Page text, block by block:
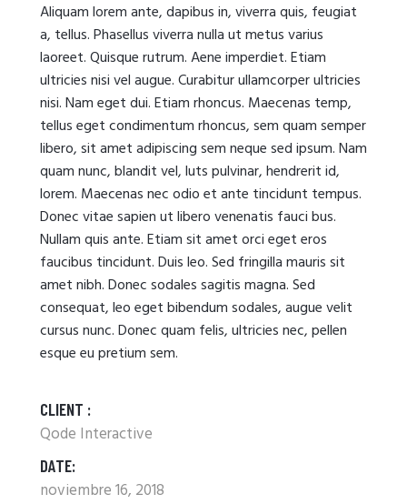
Aliquam lorem ante, dapibus in, viverra quis, feugiat
a, tellus. Phasellus viverra nulla ut metus varius
laoreet. Quisque rutrum. Aene imperdiet. Etiam
ultricies nisi vel augue. Curabitur ullamcorper ultricies
nisi. Nam eget dui. Etiam rhoncus. Maecenas temp,
tellus eget condimentum rhoncus, sem quam semper
libero, sit amet adipiscing sem neque sed ipsum. Nam
quam nunc, blandit vel, luts pulvinar, hendrerit id,
lorem. Maecenas nec odio et ante tincidunt tempus.
Donec vitae sapien ut libero venenatis fauci bus.
Nullam quis ante. Etiam sit amet orci eget eros
faucibus tincidunt. Duis leo. Sed fringilla mauris sit
amet nibh. Donec sodales sagitis magna. Sed
consequat, leo eget bibendum sodales, augue velit
cursus nunc. Donec quam felis, ultricies nec, pellen
esque eu pretium sem.
CLIENT :
Qode Interactive
DATE:
noviembre 16, 2018